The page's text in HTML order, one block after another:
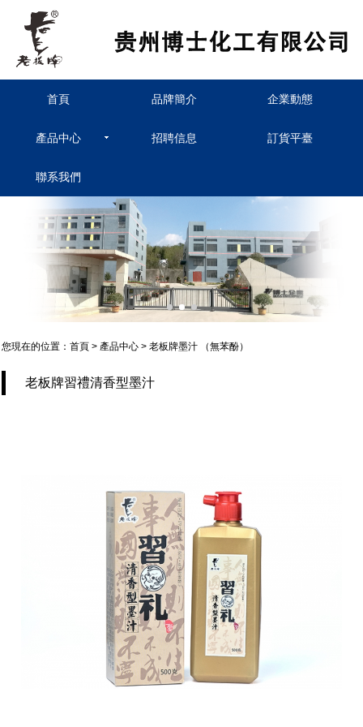
首頁 品牌簡介 企業動態
產品中心 招聘信息 訂貨平臺
聯系我們
您現在的位置： 首頁 > 產品中心 > 老板牌墨汁 （無苯酚）
老板牌習禮清香型墨汁